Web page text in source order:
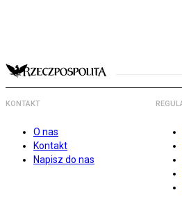
KONTAKT
O nas
Kontakt
Napisz do nas